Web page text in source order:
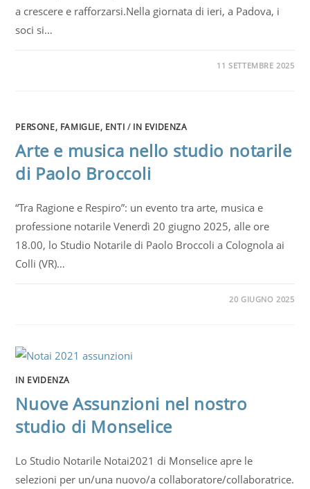
a crescere e rafforzarsi.Nella giornata di ieri, a Padova, i
soci si…
11 SETTEMBRE 2025
PERSONE, FAMIGLIE, ENTI / IN EVIDENZA
Arte e musica nello studio notarile
di Paolo Broccoli
“Tra Ragione e Respiro”: un evento tra arte, musica e
professione notarile Venerdì 20 giugno 2025, alle ore
18.00, lo Studio Notarile di Paolo Broccoli a Colognola ai
Colli (VR)…
20 GIUGNO 2025
IN EVIDENZA
Nuove Assunzioni nel nostro
studio di Monselice
Lo Studio Notarile Notai2021 di Monselice apre le
selezioni per un/una nuovo/a collaboratore/collaboratrice.